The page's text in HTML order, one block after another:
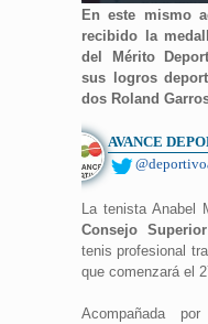
En este mismo
recibido la
del Mérito
sus logros
dos Roland
AVANCE
La tenista Anabel
Consejo
tenis profesional
que comenzará el
Acompañada